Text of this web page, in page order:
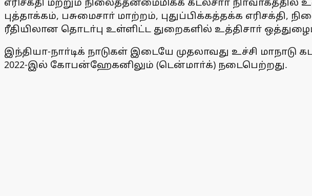
புத்தாக்கம், பசுமைசாா் மாற்றம், புதுப்பிக்கத்தக்க
ரீதியிலான தொடா்பு உள்ளிட்ட துறைகளில் உத்திசாா்
இந்தியா-நாா்டிக் நாடுகள் இடையே முதலாவது உச்சி
2022-இல் கோபன்ஹேகனிலும் (டென்மாா்க்) நடைபெற்றது.